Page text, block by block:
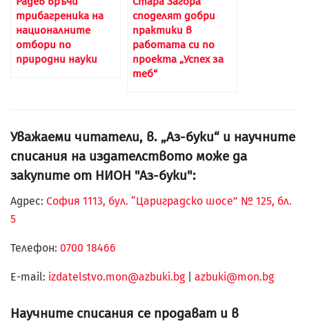
трибагреника на
националните
отбори по
природни науки
споделят добри
практики в
работата си по
проекта „Успех за
теб“
Уважаеми читатели, в. „Аз-буки“ и научните
списания на издателството може да
закупите от НИОН "Аз-буки":
Адрес: София 1113, бул. “Цариградско шосе” № 125, бл.
5
Телефон: 0700 18466
Е-mail: izdatelstvo.mon@azbuki.bg| azbuki@mon.bg
Научните списания се продават и в